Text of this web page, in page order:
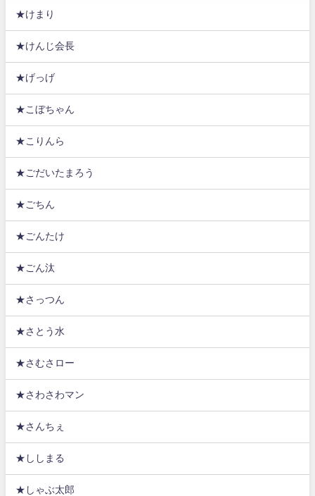
★けまり
★けんじ会長
★げっげ
★こぼちゃん
★こりんら
★ごだいたまろう
★ごちん
★ごんたけ
★ごん汰
★さっつん
★さとう水
★さむさロー
★さわさわマン
★さんちぇ
★ししまる
★しゃぶ太郎